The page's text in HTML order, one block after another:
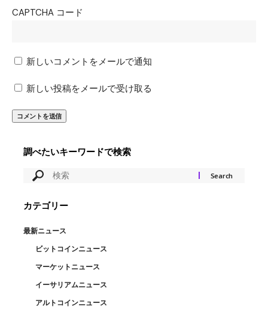
CAPTCHA コード
新しいコメントをメールで通知
新しい投稿をメールで受け取る
調べたいキーワードで検索
カテゴリー
最新ニュース
ビットコインニュース
マーケットニュース
イーサリアムニュース
アルトコインニュース